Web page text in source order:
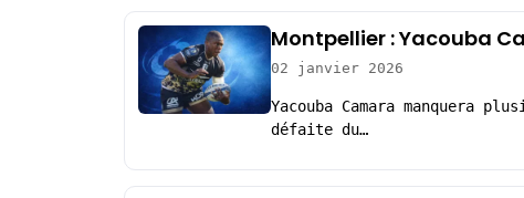
Montpellier : Yacouba
02 janvier 2026
Yacouba Camara manquera
défaite du…